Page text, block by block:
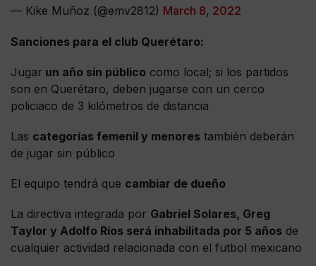
— Kike Muñoz (@emv2812) March 8, 2022
Sanciones para el club Querétaro:
Jugar un año sin público como local; si los partidos
son en Querétaro, deben jugarse con un cerco
policiaco de 3 kilómetros de distancia
Las categorías femenil y menores también deberán
de jugar sin público
El equipo tendrá que cambiar de dueño
La directiva integrada por Gabriel Solares, Greg
Taylor y Adolfo Ríos será inhabilitada por 5 años de
cualquier actividad relacionada con el futbol mexicano